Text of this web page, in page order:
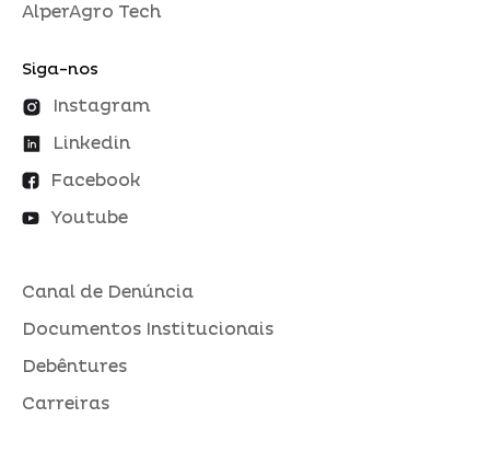
AlperAgro Tech
Siga-nos
Instagram
Linkedin
Facebook
Youtube
Canal de Denúncia
Documentos Institucionais
Debêntures
Carreiras